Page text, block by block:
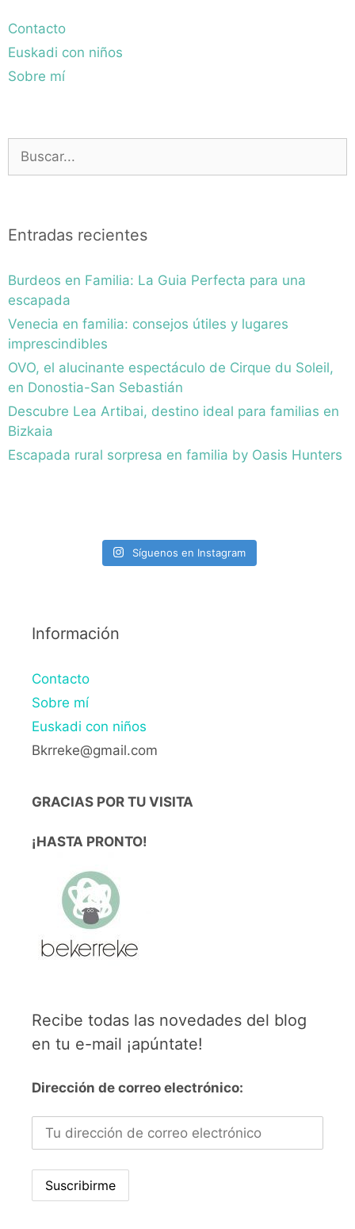
Contacto
Euskadi con niños
Sobre mí
Entradas recientes
Burdeos en Familia: La Guia Perfecta para una
escapada
Venecia en familia: consejos útiles y lugares
imprescindibles
OVO, el alucinante espectáculo de Cirque du Soleil,
en Donostia-San Sebastián
Descubre Lea Artibai, destino ideal para familias en
Bizkaia
Escapada rural sorpresa en familia by Oasis Hunters
Síguenos en Instagram
Información
Contacto
Sobre mí
Euskadi con niños
Bkrreke@gmail.com
GRACIAS POR TU VISITA
¡HASTA PRONTO!
Recibe todas las novedades del blog
en tu e-mail ¡apúntate!
Dirección de correo electrónico: